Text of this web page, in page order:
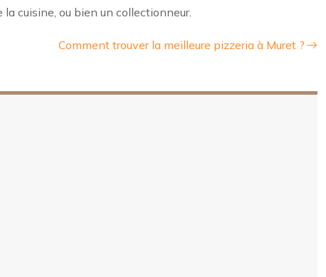
cuisine, ou bien un collectionneur.
Comment trouver la meilleure pizzeria à Muret ?